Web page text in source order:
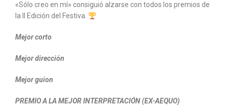
«Sólo creo en mí» consiguió alzarse con todos los premios de
la II Edición del Festiva.
Mejor corto
Mejor dirección
Mejorguion
PREMIOA LA MEJOR INTERPRETACIÓN (EX-AEQUO)